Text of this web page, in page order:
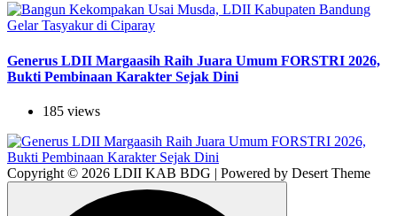
Generus LDII Margaasih Raih Juara Umum FORSTRI 2026,
Bukti Pembinaan Karakter Sejak Dini
185 views
Copyright © 2026 LDII KAB BDG | Powered by Desert Theme